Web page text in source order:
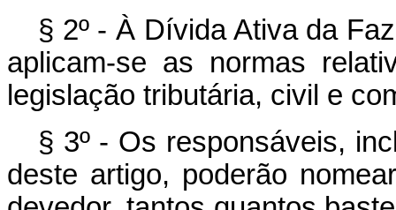
§ 2º - À Dívida Ativa da
aplicam-se as normas
legislação tributária, civil e
§ 3º - Os responsáveis,
deste artigo, poderão